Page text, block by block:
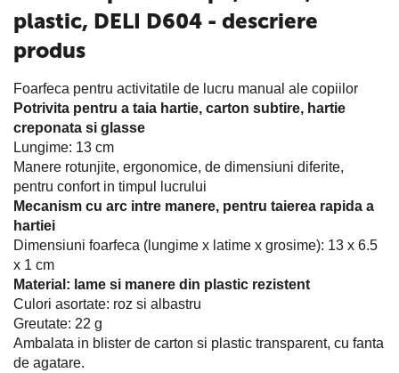
plastic, DELI D604 - descriere
produs
Foarfeca pentru activitatile de lucru manual ale copiilor
Potrivita pentru a taia hartie, carton subtire, hartie
creponata si glasse
Lungime: 13 cm
Manere rotunjite, ergonomice, de dimensiuni diferite,
pentru confort in timpul lucrului
Mecanism cu arc intre manere, pentru taierea rapida a
hartiei
Dimensiuni foarfeca (lungime x latime x grosime): 13 x 6.5
x 1 cm
Material: lame si manere din plastic rezistent
Culori asortate: roz si albastru
Greutate: 22 g
Ambalata in blister de carton si plastic transparent, cu fanta
de agatare.